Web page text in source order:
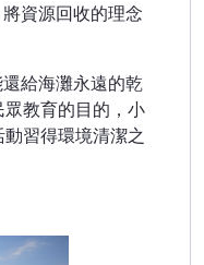
資源回收的理念
給海灘永遠的乾
教育的目的，小
習得環境清潔之